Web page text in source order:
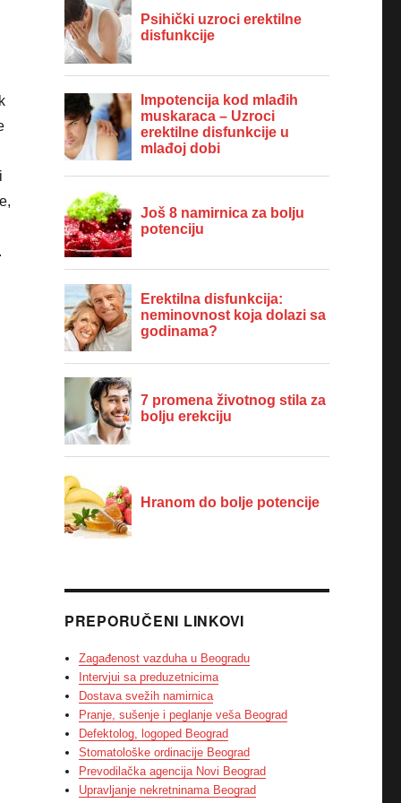
PREPORUČENI LINKOVI
Zagađenost vazduha u Beogradu
Intervjui sa preduzetnicima
Dostava svežih namirnica
Pranje, sušenje i peglanje veša Beograd
Defektolog, logoped Beograd
Stomatološke ordinacije Beograd
Prevodilačka agencija Novi Beograd
Upravljanje nekretninama Beograd